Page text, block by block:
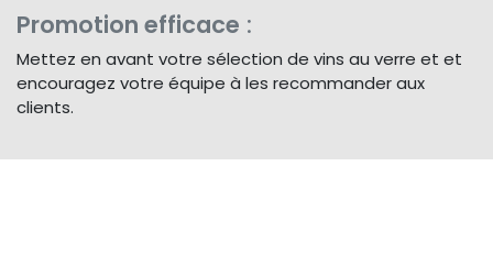
Promotion efficace :
Mettez en avant votre sélection de vins au verre et et
encouragez votre équipe à les recommander aux
clients.